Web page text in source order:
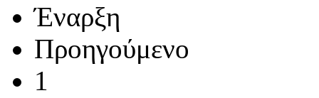
Έναρξη
Προηγούμενο
1